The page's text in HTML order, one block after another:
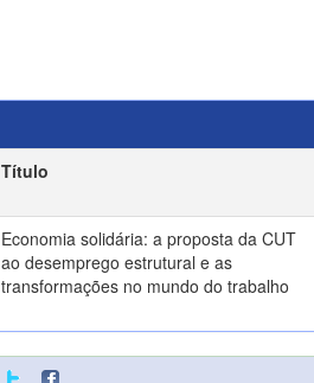
Título
Economia solidária: a proposta da CUT
ao desemprego estrutural e as
transformações no mundo do trabalho